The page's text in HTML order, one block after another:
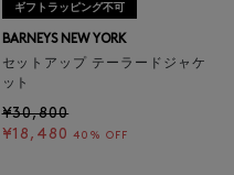
ギフトラッピング不可
BARNEYS NEW YORK
セットアップ テーラードジャケ
ット
¥30,800
¥18,480 40% OFF